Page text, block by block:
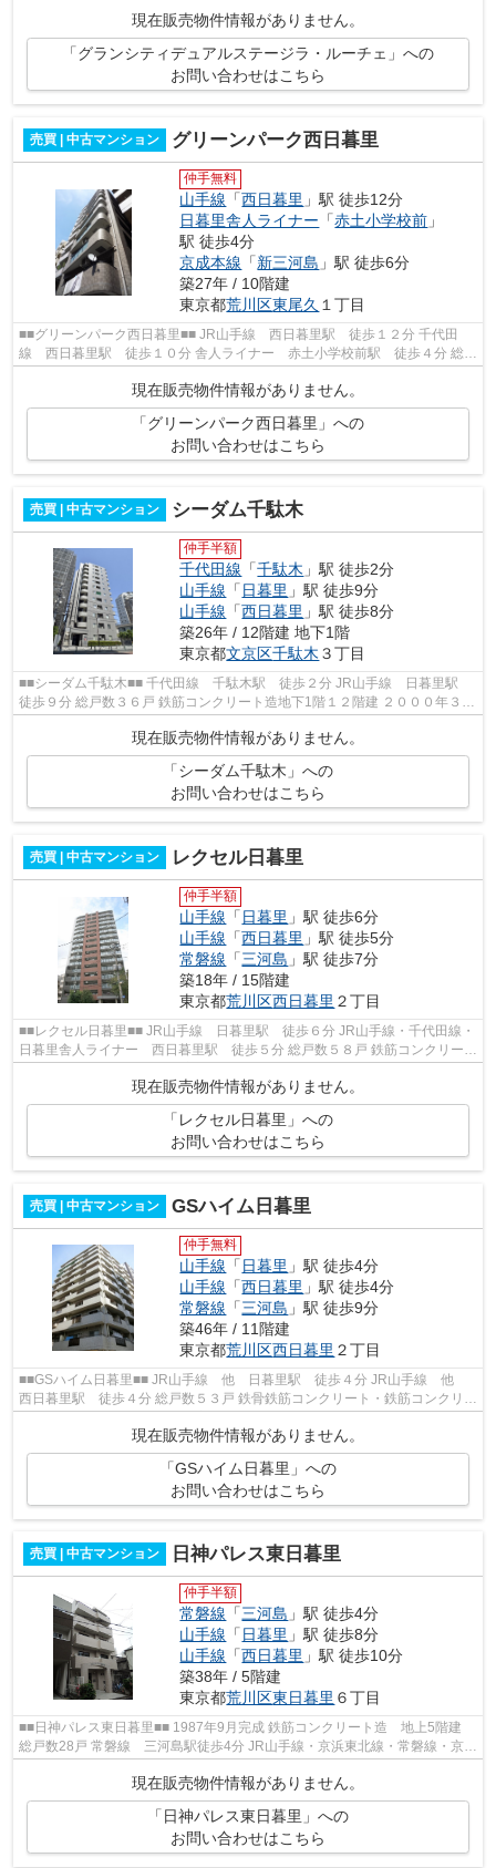
現在販売物件情報がありません。
「グランシティデュアルステージラ・ルーチェ」への
お問い合わせはこちら
売買 | 中古マンション グリーンパーク西日暮里
仲手無料
山手線 「西日暮里 」駅 徒歩12分
日暮里舎人ライナー 「赤土小学校前 」
駅 徒歩4分
京成本線 「新三河島 」駅 徒歩6分
築27年 / 10階建
東京都荒川区東尾久 １丁目
■■グリーンパーク西日暮里■■ JR山手線 西日暮里駅 徒歩１２分 千代田
線 西日暮里駅 徒歩１０分 舎人ライナー 赤土小学校前駅 徒歩４分 総戸
現在販売物件情報がありません。
「グリーンパーク西日暮里」への
お問い合わせはこちら
売買 | 中古マンション シーダム千駄木
仲手半額
千代田線 「千駄木 」駅 徒歩2分
山手線 「日暮里 」駅 徒歩9分
山手線 「西日暮里 」駅 徒歩8分
築26年 / 12階建 地下1階
東京都文京区千駄木 ３丁目
■■シーダム千駄木■■ 千代田線 千駄木駅 徒歩２分 JR山手線 日暮里駅
徒歩９分 総戸数３６戸 鉄筋コンクリート造地下1階１２階建 ２０００年３月
完成
現在販売物件情報がありません。
「シーダム千駄木」への
お問い合わせはこちら
売買 | 中古マンション レクセル日暮里
仲手半額
山手線 「 日暮里 」駅 徒歩6分
山手線 「西日暮里 」駅 徒歩5分
常磐線 「三河島 」駅 徒歩7分
築18年 / 15階建
東京都荒川区西日暮里 ２丁目
■■レクセル日暮里■■ JR山手線 日暮里駅 徒歩６分 JR山手線・千代田線・
日暮里舎人ライナー 西日暮里駅 徒歩５分 総戸数５８戸 鉄筋コンクリート
現在販売物件情報がありません。
「レクセル日暮里」への
お問い合わせはこちら
売買 | 中古マンション GSハイム日暮里
仲手無料
山手線 「 日暮里 」駅 徒歩4分
山手線 「西日暮里 」駅 徒歩4分
常磐線 「三河島 」駅 徒歩9分
築46年 / 11階建
東京都荒川区西日暮里 ２丁目
■■GSハイム日暮里■■ JR山手線 他 日暮里駅 徒歩４分 JR山手線 他
西日暮里駅 徒歩４分 総戸数５３戸 鉄骨鉄筋コンクリート・鉄筋コンクリー
ト造１１階建 昭和５５年３月完成
現在販売物件情報がありません。
「GSハイム日暮里」への
お問い合わせはこちら
売買 | 中古マンション 日神パレス東日暮里
仲手半額
常磐線 「三河島 」駅 徒歩4分
山手線 「 日暮里 」駅 徒歩8分
山手線 「西日暮里 」駅 徒歩10分
築38年 / 5階建
東京都荒川区東日暮里 ６丁目
■■日神パレス東日暮里■■ 1987年9月完成 鉄筋コンクリート造 地上5階建
総戸数28戸 常磐線 三河島駅徒歩4分 JR山手線・京浜東北線・常磐線・京成
現在販売物件情報がありません。
「日神パレス東日暮里」への
お問い合わせはこちら